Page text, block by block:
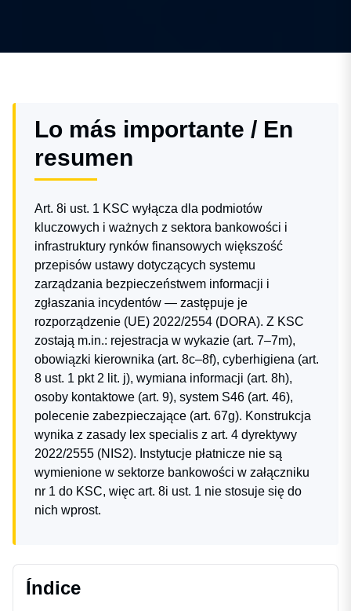
Lo más importante / En
resumen
Art. 8i ust. 1 KSC wyłącza dla podmiotów
kluczowych i ważnych z sektora bankowości i
infrastruktury rynków finansowych większość
przepisów ustawy dotyczących systemu
zarządzania bezpieczeństwem informacji i
zgłaszania incydentów — zastępuje je
rozporządzenie (UE) 2022/2554 (DORA). Z KSC
zostają m.in.: rejestracja w wykazie (art. 7–7m),
obowiązki kierownika (art. 8c–8f), cyberhigiena (art.
8 ust. 1 pkt 2 lit. j), wymiana informacji (art. 8h),
osoby kontaktowe (art. 9), system S46 (art. 46),
polecenie zabezpieczające (art. 67g). Konstrukcja
wynika z zasady lex specialis z art. 4 dyrektywy
2022/2555 (NIS2). Instytucje płatnicze nie są
wymienione w sektorze bankowości w załączniku
nr 1 do KSC, więc art. 8i ust. 1 nie stosuje się do
nich wprost.
Índice